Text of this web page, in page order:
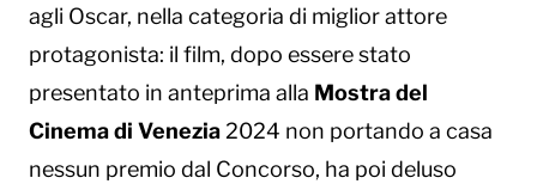
agli Oscar, nella categoria di miglior attore
protagonista: il film, dopo essere stato
presentato in anteprima alla Mostra del
Cinema di Venezia 2024 non portando a casa
nessun premio dal Concorso, ha poi deluso